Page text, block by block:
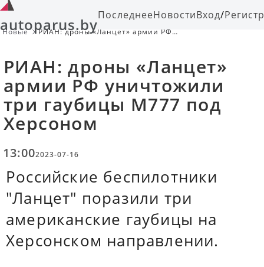
autoparus.byПоследнееНовостиВход/
Новые
РИАН: дроны «Ланцет» армии РФ
РИАН: дроны «Ланцет»
армии РФ уничтожили
три гаубицы M777 под
Херсоном
13:002023-07-16
Российские беспилотники
"Ланцет" поразили три
американские гаубицы на
Херсонском направлении.